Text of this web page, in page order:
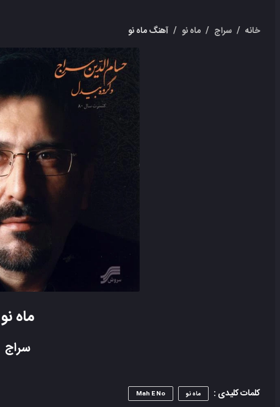
خانه / سراج / ماه نو / آهنگ ماه نو
ماه نو
سراج
کلمات کلیدی : ماه نو Mah E No